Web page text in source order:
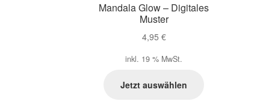
Mandala Glow – Digitales
Muster
4,95 €
inkl. 19 % MwSt.
Jetzt auswählen